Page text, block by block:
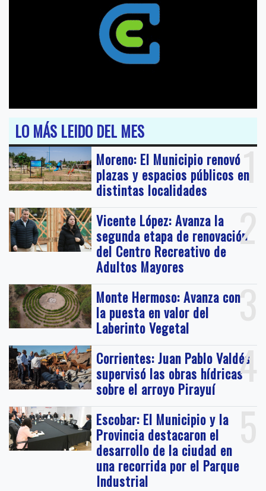
LO MÁS LEIDO DEL MES
1
Moreno: El Municipio renovó
plazas y espacios públicos en
distintas localidades
2
Vicente López: Avanza la
segunda etapa de renovación
del Centro Recreativo de
Adultos Mayores
3
Monte Hermoso: Avanza con
la puesta en valor del
Laberinto Vegetal
4
Corrientes: Juan Pablo Valdés
supervisó las obras hídricas
sobre el arroyo Pirayuí
5
Escobar: El Municipio y la
Provincia destacaron el
desarrollo de la ciudad en
una recorrida por el Parque
Industrial